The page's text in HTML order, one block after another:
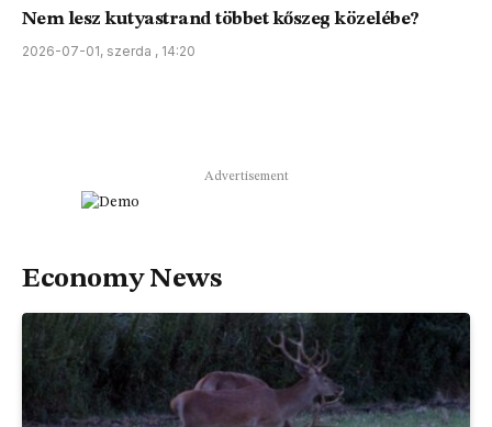
Nem lesz kutyastrand többet kőszeg közelébe?
2026-07-01, szerda , 14:20
Advertisement
Economy News